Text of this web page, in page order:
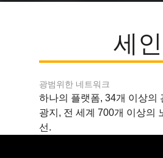
세
광범위한 네트워크
하나의 플랫폼, 34개 이상의
광지, 전 세계 700개 이상의
선.